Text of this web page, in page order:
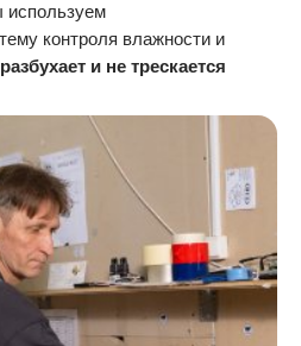
используем
контроля влажности и
и не трескается